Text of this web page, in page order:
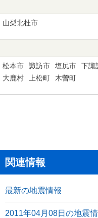
山梨北杜市
松本市 諏訪市 塩尻市 下諏
大鹿村
上松町 木曽町
関連情報
最新の地震情報
2011年04月08日の地震